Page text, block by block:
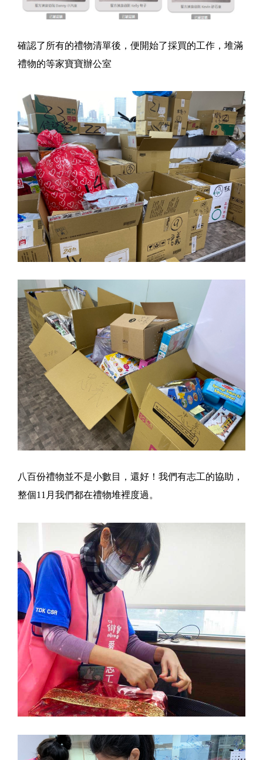
確認了所有的禮物清單後，便開始了採買的工作，堆滿
禮物的等家寶寶辦公室
八百份禮物並不是小數目，還好！我們有志工的協助，
整個11月我們都在禮物堆裡度過。